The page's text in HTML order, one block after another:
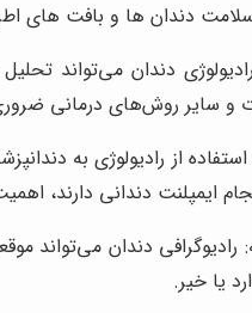
دندان ها و بافت های
دندان می‌تواند تحلیل
و سایر روش‌های درمانی
از رادیولوژی به
ایمپلنت دندانی دارند،
دندان می‌تواند
یا خیر.